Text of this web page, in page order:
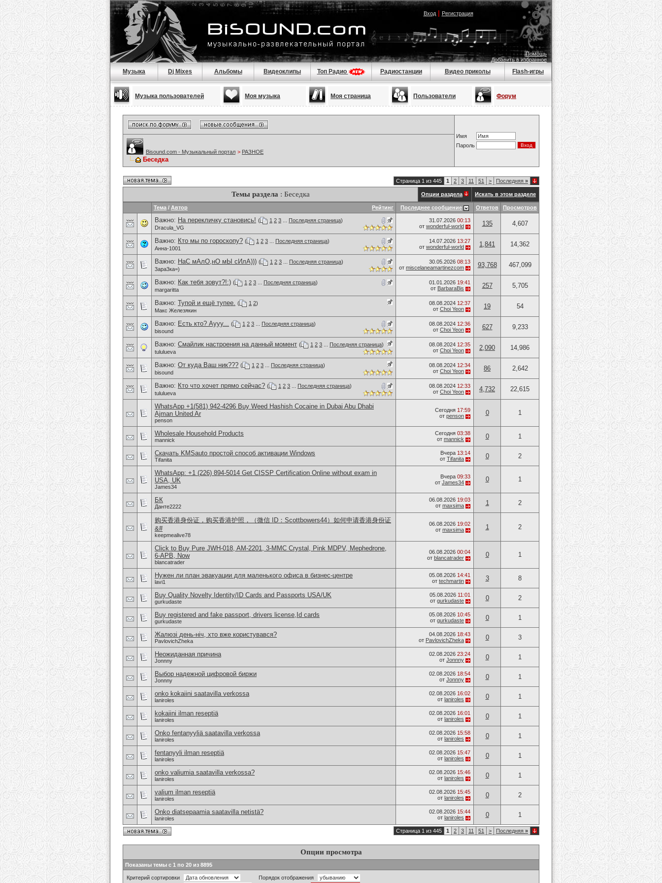
Вход| Регистрация
Помощь
Добавить в избранное
Музыка Dj Mixes Альбомы Видеоклипы Топ Радио Радиостанции Видео приколы Flash-игры
Музыка пользователей Моя музыка Моя страница Пользователи Форум
Имя
Пароль
Bisound.com - Музыкальный портал > РАЗНОЕ
Беседка
Страница 1 из 445 1 2 3 11 51 > Последняя »
Темы раздела : Беседка Опции раздела Искать в этом разделе
Рейтинг
Тема / Автор Последнее сообщение Ответов Просмотров
Важно: На перекличку становись! ( 1 2 3 Последняя страница)
Dracula_VG
31.07.2026 00:13
от wonderful-world 135 4,607
Важно: Кто мы по гороскопу? ( 1 2 3 Последняя страница)
Анна-1001
14.07.2026 13:27
от wonderful-world 1,841 14,362
Важно: НаС мАлО,нО мЫ сИлА))) ( 1 2 3 Последняя страница)
3ара3ка=)
30.05.2026 08:13
от miscelaneamartinezcom 93,768 467,099
Важно: Как тебя зовут?!:) ( 1 2 3 Последняя страница)
margaritta
01.01.2026 19:41
от BarbaraBis 257 5,705
Важно: Тупой и ещё тупее. ( 1 2)
Макс Железякин
08.08.2024 12:37
от Choi Yeon 19 54
Важно: Есть кто? Аууу... ( 1 2 3 Последняя страница)
bisound
08.08.2024 12:36
от Choi Yeon 627 9,233
Важно: Смайлик настроения на данный момент ( 1 2 3 Последняя страница)
tululueva
08.08.2024 12:35
от Choi Yeon 2,090 14,986
Важно: От куда Ваш ник??? ( 1 2 3 Последняя страница)
bisound
08.08.2024 12:34
от Choi Yeon 86 2,642
Важно: Кто что хочет прямо сейчас? ( 1 2 3 Последняя страница)
tululueva
08.08.2024 12:33
от Choi Yeon 4,732 22,615
WhatsApp +1(581) 942-4296 Buy Weed Hashish Cocaine in Dubai Abu Dhabi
Ajman United Ar
penson
Сегодня 17:59
от penson 0 1
Wholesale Household Products
mannick
Сегодня 03:38
от mannick 0 1
Скачать KMSauto простой способ активации Windows
Tifanita
Вчера 13:14
от Tifanita 0 2
WhatsApp: +1 (226) 894-5014​ Get CISSP Certification Online without exam in
USA, UK
James34
Вчера 09:33
от James34 0 1
БК
Данте2222
06.08.2026 19:03
от maxsima 1 2
购买香港身份证，购买香港护照，（微信 ID：Scottbowers44）如何申请香港身份证
&#
keepmealive78
06.08.2026 19:02
от maxsima 1 2
Click to Buy Pure JWH-018, AM-2201, 3-MMC Crystal, Pink MDPV, Mephedrone,
6-APB, Now
blancatrader
06.08.2026 00:04
от blancatrader 0 1
Нужен ли план эвакуации для маленького офиса в бизнес-центре
lavi1
05.08.2026 14:41
от techmartin 3 8
Buy Quality Novelty Identity/ID Cards and Passports USA/UK
gurkudaste
05.08.2026 11:01
от gurkudaste 0 2
Buy registered and fake passport, drivers license,Id cards
gurkudaste
05.08.2026 10:45
от gurkudaste 0 1
Жалюзі день-ніч, хто вже користувався?
PavlovichZheka
04.08.2026 18:43
от PavlovichZheka 0 3
Неожиданная причина
Jonnny
02.08.2026 23:24
от Jonnny 0 1
Выбор надежной цифровой биржи
Jonnny
02.08.2026 18:54
от Jonnny 0 1
onko kokaiini saatavilla verkossa
laniroles
02.08.2026 16:02
от laniroles 0 1
kokaiini ilman reseptiä
laniroles
02.08.2026 16:01
от laniroles 0 1
Onko fentanyyliä saatavilla verkossa
laniroles
02.08.2026 15:58
от laniroles 0 1
fentanyyli ilman reseptiä
laniroles
02.08.2026 15:47
от laniroles 0 1
onko valiumia saatavilla verkossa?
laniroles
02.08.2026 15:46
от laniroles 0 1
valium ilman reseptiä
laniroles
02.08.2026 15:45
от laniroles 0 2
Onko diatsepaamia saatavilla netistä?
laniroles
02.08.2026 15:44
от laniroles 0 1
Страница 1 из 445 1 2 3 11 51 > Последняя »
Опции просмотра
Показаны темы с 1 по 20 из 8895
Критерий сортировки Порядок отображения